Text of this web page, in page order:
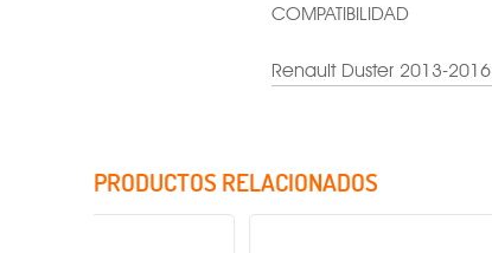
COMPATIBILIDAD
Renault Duster 2013-2016
PRODUCTOS RELACIONADOS